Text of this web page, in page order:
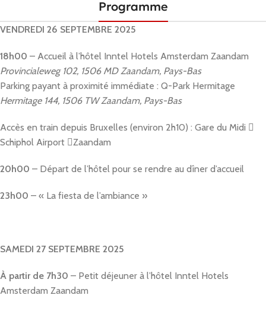
Programme
VENDREDI 26 SEPTEMBRE 2025
18h00 – Accueil à l’hôtel Inntel Hotels Amsterdam Zaandam
Provincialeweg 102, 1506 MD Zaandam, Pays-Bas
Parking payant à proximité immédiate : Q-Park Hermitage
Hermitage 144, 1506 TW Zaandam, Pays-Bas
Accès en train depuis Bruxelles (environ 2h10) : Gare du Midi 
Schiphol Airport Zaandam
20h00 – Départ de l’hôtel pour se rendre au dîner d’accueil
23h00 – « La fiesta de l’ambiance »
SAMEDI 27 SEPTEMBRE 2025
À partir de 7h30 – Petit déjeuner à l’hôtel Inntel Hotels
Amsterdam Zaandam